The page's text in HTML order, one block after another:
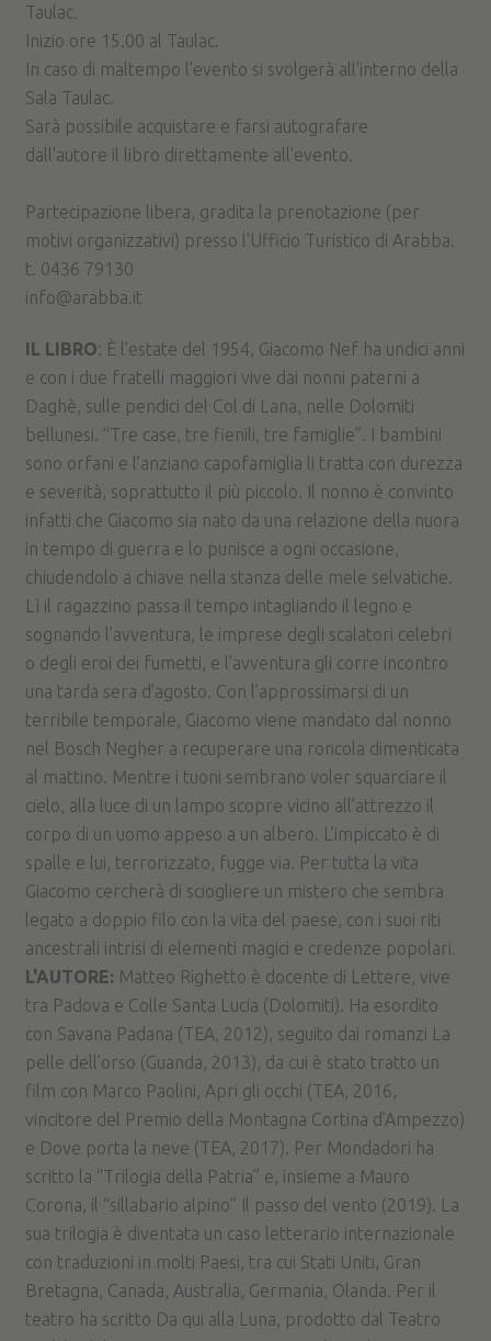
Taulac.
Inizio ore 15.00 al Taulac.
In caso di maltempo l'evento si svolgerà all'interno della
Sala Taulac.
Sarà possibile acquistare e farsi autografare
dall'autore il libro direttamente all'evento.
Partecipazione libera, gradita la prenotazione (per
motivi organizzativi) presso l'Ufficio Turistico di Arabba.
t. 0436 79130
info@arabba.it
IL LIBRO: È l’estate del 1954, Giacomo Nef ha undici anni
e con i due fratelli maggiori vive dai nonni paterni a
Daghè, sulle pendici del Col di Lana, nelle Dolomiti
bellunesi. “Tre case, tre fienili, tre famiglie”. I bambini
sono orfani e l’anziano capofamiglia li tratta con durezza
e severità, soprattutto il più piccolo. Il nonno è convinto
infatti che Giacomo sia nato da una relazione della nuora
in tempo di guerra e lo punisce a ogni occasione,
chiudendolo a chiave nella stanza delle mele selvatiche.
Lì il ragazzino passa il tempo intagliando il legno e
sognando l’avventura, le imprese degli scalatori celebri
o degli eroi dei fumetti, e l’avventura gli corre incontro
una tarda sera d’agosto. Con l’approssimarsi di un
terribile temporale, Giacomo viene mandato dal nonno
nel Bosch Negher a recuperare una roncola dimenticata
al mattino. Mentre i tuoni sembrano voler squarciare il
cielo, alla luce di un lampo scopre vicino all’attrezzo il
corpo di un uomo appeso a un albero. L’impiccato è di
spalle e lui, terrorizzato, fugge via. Per tutta la vita
Giacomo cercherà di sciogliere un mistero che sembra
legato a doppio filo con la vita del paese, con i suoi riti
ancestrali intrisi di elementi magici e credenze popolari.
L'AUTORE: Matteo Righetto è docente di Lettere, vive
tra Padova e Colle Santa Lucia (Dolomiti). Ha esordito
con Savana Padana (TEA, 2012), seguito dai romanzi La
pelle dell’orso (Guanda, 2013), da cui è stato tratto un
film con Marco Paolini, Apri gli occhi (TEA, 2016,
vincitore del Premio della Montagna Cortina d’Ampezzo)
e Dove porta la neve (TEA, 2017). Per Mondadori ha
scritto la “Trilogia della Patria” e, insieme a Mauro
Corona, il “sillabario alpino” Il passo del vento (2019). La
sua trilogia è diventata un caso letterario internazionale
con traduzioni in molti Paesi, tra cui Stati Uniti, Gran
Bretagna, Canada, Australia, Germania, Olanda. Per il
teatro ha scritto Da qui alla Luna, prodotto dal Teatro